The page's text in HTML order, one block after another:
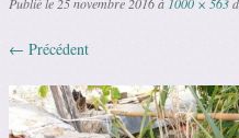
Publié le25 novembre 2016à 1000 × 563
← Précédent